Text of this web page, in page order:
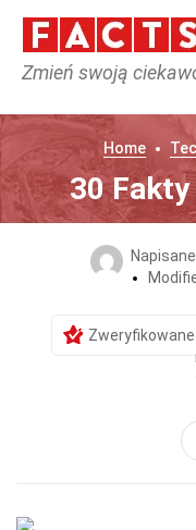
Zmień swoją
Home
30 Fakty